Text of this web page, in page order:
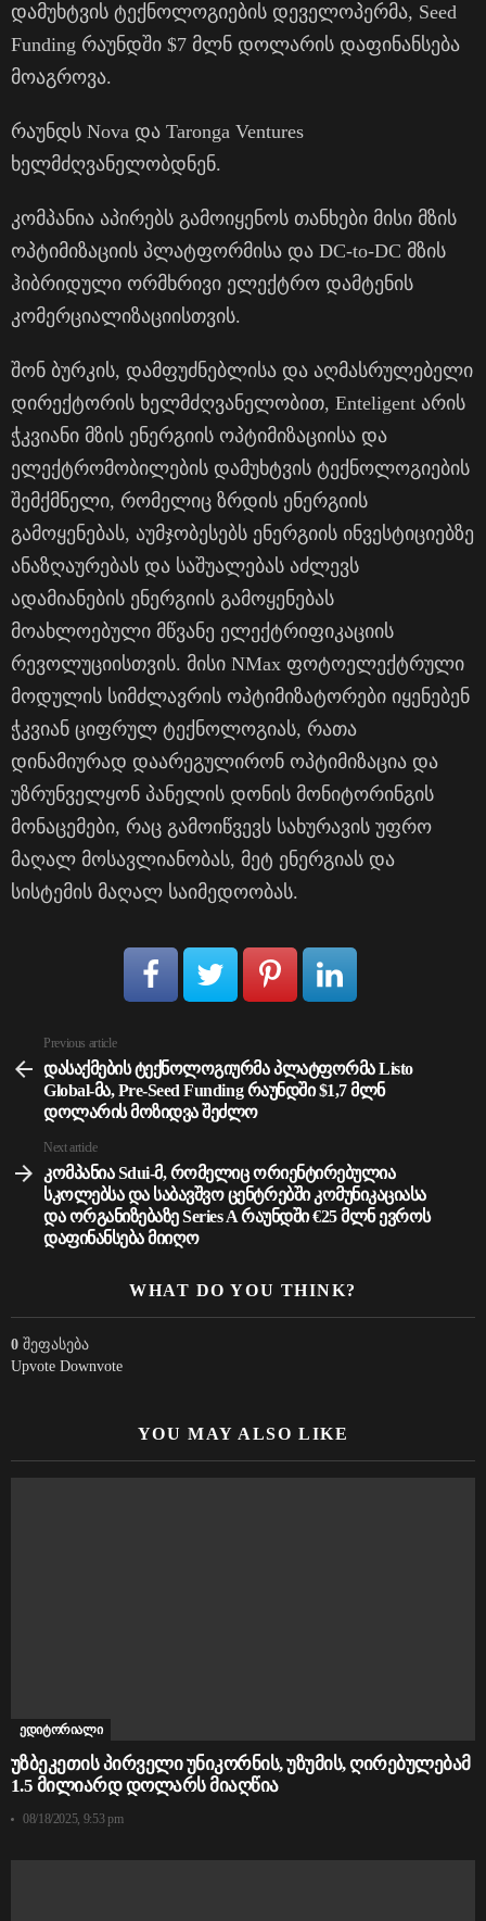
დამუხტვის ტექნოლოგიების დეველოპერმა, Seed
Funding რაუნდში $7 მლნ დოლარის დაფინანსება
მოაგროვა.
რაუნდს Nova და Taronga Ventures
ხელმძღვანელობდნენ.
კომპანია აპირებს გამოიყენოს თანხები მისი მზის
ოპტიმიზაციის პლატფორმისა და DC-to-DC მზის
ჰიბრიდული ორმხრივი ელექტრო დამტენის
კომერციალიზაციისთვის.
შონ ბურკის, დამფუძნებლისა და აღმასრულებელი
დირექტორის ხელმძღვანელობით, Enteligent არის
ჭკვიანი მზის ენერგიის ოპტიმიზაციისა და
ელექტრომობილების დამუხტვის ტექნოლოგიების
შემქმნელი, რომელიც ზრდის ენერგიის
გამოყენებას, აუმჯობესებს ენერგიის ინვესტიციებზე
ანაზღაურებას და საშუალებას აძლევს
ადამიანების ენერგიის გამოყენებას
მოახლოებული მწვანე ელექტრიფიკაციის
რევოლუციისთვის. მისი NMax ფოტოელექტრული
მოდულის სიმძლავრის ოპტიმიზატორები იყენებენ
ჭკვიან ციფრულ ტექნოლოგიას, რათა
დინამიურად დაარეგულირონ ოპტიმიზაცია და
უზრუნველყონ პანელის დონის მონიტორინგის
მონაცემები, რაც გამოიწვევს სახურავის უფრო
მაღალ მოსავლიანობას, მეტ ენერგიას და
სისტემის მაღალ საიმედოობას.
more
Previous article
დასაქმების ტექნოლოგიურმა პლატფორმა Listo
Global-მა, Pre-Seed Funding რაუნდში $1,7 მლნ
დოლარის მოზიდვა შეძლო
Next article
კომპანია Sdui-მ, რომელიც ორიენტირებულია
სკოლებსა და საბავშვო ცენტრებში კომუნიკაციასა
და ორგანიზებაზე Series A რაუნდში €25 მლნ ევროს
დაფინანსება მიიღო
WHAT DO YOU THINK?
0 შეფასება
Upvote Downvote
YOU MAY ALSO LIKE
ედიტორიალი
უზბეკეთის პირველი უნიკორნის, უზუმის, ღირებულებამ
1.5 მილიარდ დოლარს მიაღწია
08/18/2025, 9:53 pm